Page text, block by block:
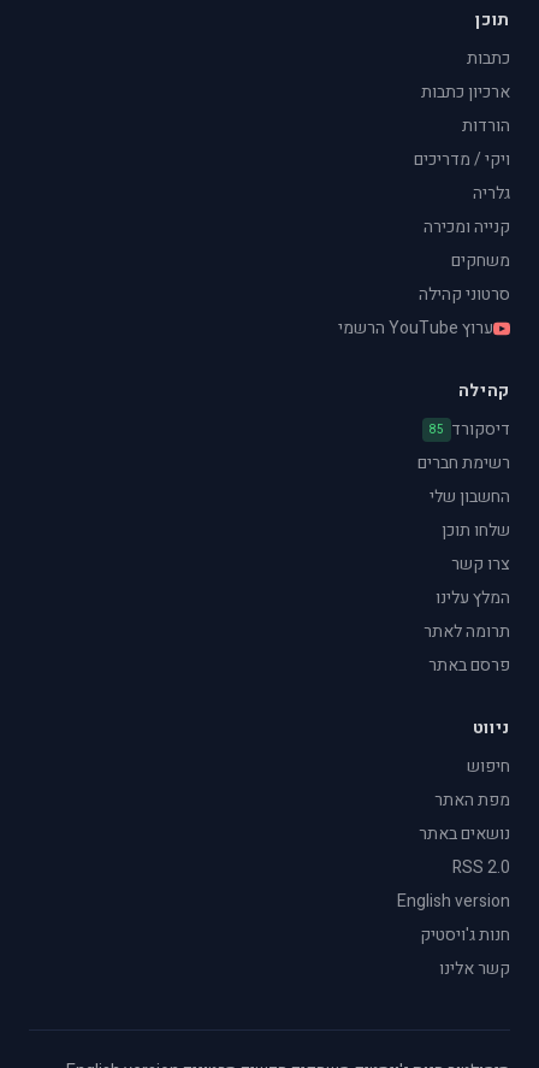
תוכן
כתבות
ארכיון כתבות
הורדות
ויקי / מדריכים
גלריה
קנייה ומכירה
משחקים
סרטוני קהילה
ערוץ YouTube הרשמי
קהילה
דיסקורד 85
רשימת חברים
החשבון שלי
שלחו תוכן
צרו קשר
המלץ עלינו
תרומה לאתר
פרסם באתר
ניווט
חיפוש
מפת האתר
נושאים באתר
RSS 2.0
English version
חנות ג'ויסטיק
קשר אלינו